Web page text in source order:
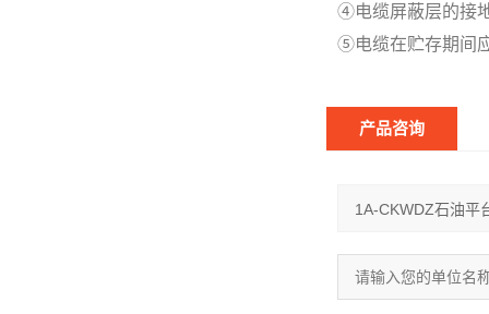
④电缆屏蔽层的接
⑤电缆在贮存期间
产品咨询